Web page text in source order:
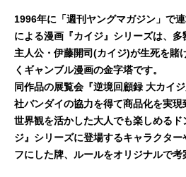
1996年に「週刊ヤングマガジン」で
による漫画『カイジ』シリーズは、
主人公・伊藤開司(カイジ)が生死を賭
くギャンブル漫画の金字塔です。​
同作品の展覧会『逆境回顧録 大カイ
社バンダイの協力を得て商品化を実
世界観を活かした大人でも楽しめるド
ジ』シリーズに登場するキャラクタ
フにした牌、ルールをオリジナルで考